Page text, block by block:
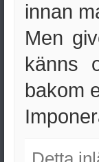
innan
Men
känns
bakom